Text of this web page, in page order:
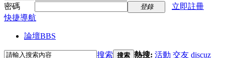
密碼
登錄
立即註冊
快捷導航
論壇BBS
搜索 搜索 熱搜: 活動 交友 discuz